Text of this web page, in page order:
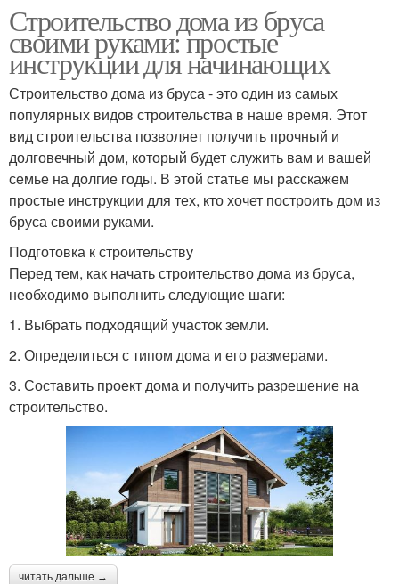
Строительство дома из бруса
своими руками: простые
инструкции для начинающих
Строительство дома из бруса - это один из самых
популярных видов строительства в наше время. Этот
вид строительства позволяет получить прочный и
долговечный дом, который будет служить вам и вашей
семье на долгие годы. В этой статье мы расскажем
простые инструкции для тех, кто хочет построить дом из
бруса своими руками.
Подготовка к строительству
Перед тем, как начать строительство дома из бруса,
необходимо выполнить следующие шаги:
1. Выбрать подходящий участок земли.
2. Определиться с типом дома и его размерами.
3. Составить проект дома и получить разрешение на
строительство.
читать дальше →